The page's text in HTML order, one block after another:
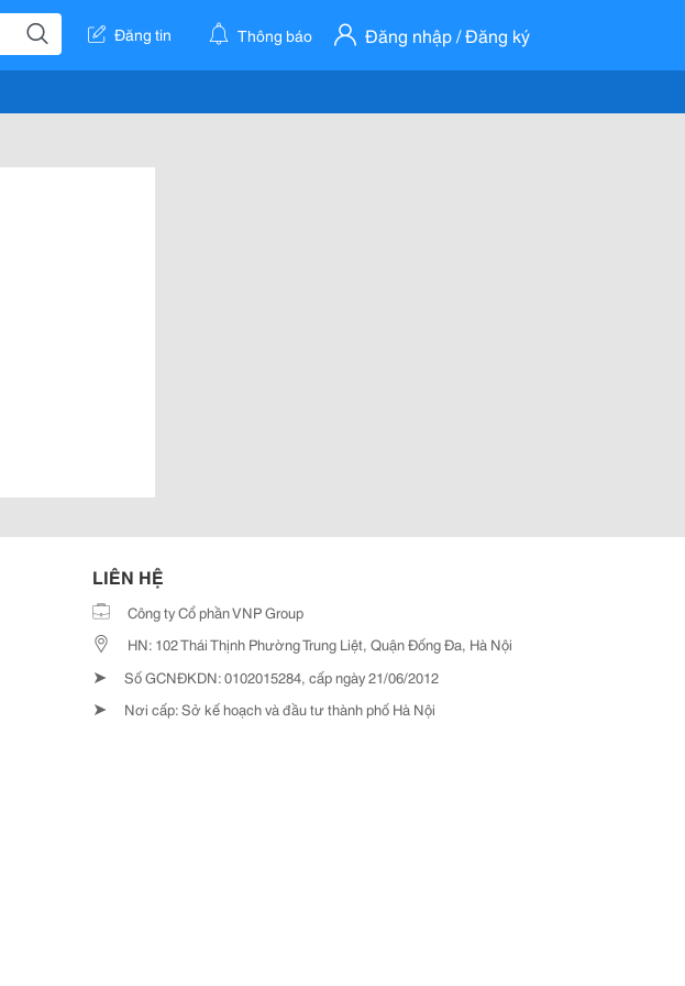
Đăng tin Thông báo Đăng nhập / Đăng ký
LIÊN HỆ
Công ty Cổ phần VNP Group
HN: 102 Thái Thịnh Phường Trung Liệt, Quận Đống Đa, Hà Nội
➤ Số GCNĐKDN: 0102015284, cấp ngày 21/06/2012
➤ Nơi cấp: Sở kế hoạch và đầu tư thành phố Hà Nội